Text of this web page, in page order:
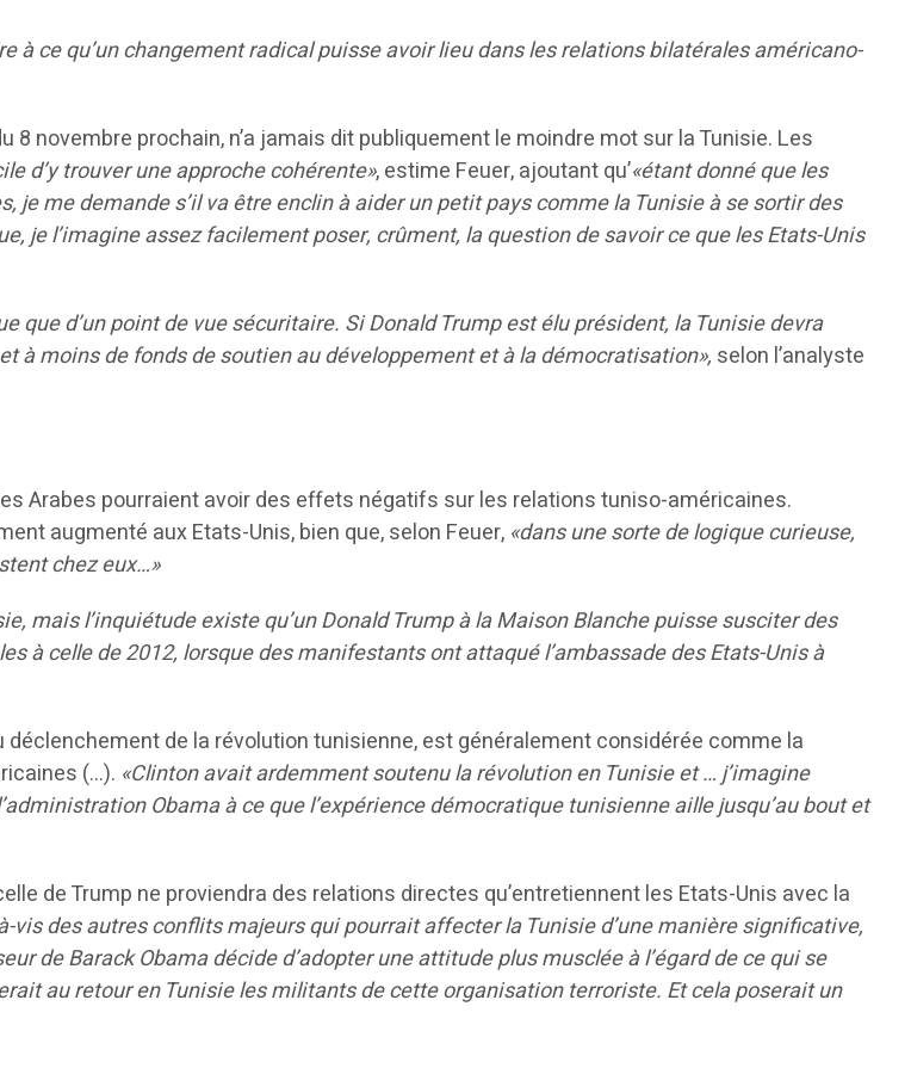
à ce qu’un changement radical puisse avoir lieu dans les relations bilatérales américano-
novembre prochain, n’a jamais dit publiquement le moindre mot sur la Tunisie. Les
d’y trouver une approche cohérente», estime Feuer, ajoutant qu’«étant donné que les
me demande s’il va être enclin à aider un petit pays comme la Tunisie à se sortir des
je l’imagine assez facilement poser, crûment, la question de savoir ce que les Etats-Unis
que d’un point de vue sécuritaire. Si Donald Trump est élu président, la Tunisie devra
à moins de fonds de soutien au développement et à la démocratisation», selon l’analyste
Arabes pourraient avoir des effets négatifs sur les relations tuniso-américaines.
augmenté aux Etats-Unis, bien que, selon Feuer, «dans une sorte de logique curieuse,
chez eux…»
mais l’inquiétude existe qu’un Donald Trump à la Maison Blanche puisse susciter des
à celle de 2012, lorsque des manifestants ont attaqué l’ambassade des Etats-Unis à
de la révolution tunisienne, est généralement considérée comme la
(…). «Clinton avait ardemment soutenu la révolution en Tunisie et … j’imagine
Obama à ce que l’expérience démocratique tunisienne aille jusqu’au bout et
de Trump ne proviendra des relations directes qu’entretiennent les Etats-Unis avec la
vis des autres conflits majeurs qui pourrait affecter la Tunisie d’une manière significative,
de Barack Obama décide d’adopter une attitude plus musclée à l’égard de ce qui se
au retour en Tunisie les militants de cette organisation terroriste. Et cela poserait un